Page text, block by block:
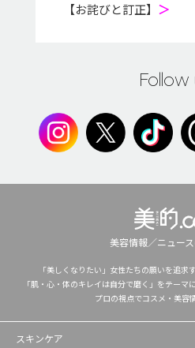
【お詫びと訂正】 ＞
Follow
美容情報／ニュー
「美しくなりたい」女性たちの願いを追求
「肌・心・体のキレイは自分で磨く」をテー
プロの視点でコスメ・美容
スキンケア